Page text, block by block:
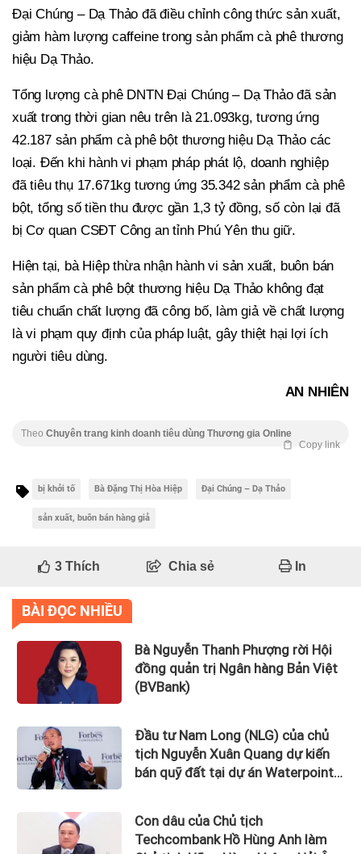
Đại Chúng – Dạ Thảo đã điều chỉnh công thức sản xuất,
giảm hàm lượng caffeine trong sản phẩm cà phê thương
hiệu Dạ Thảo.
Tổng lượng cà phê DNTN Đại Chúng – Dạ Thảo đã sản
xuất trong thời gian nêu trên là 21.093kg, tương ứng
42.187 sản phẩm cà phê bột thương hiệu Dạ Thảo các
loại. Đến khi hành vi phạm pháp phát lộ, doanh nghiệp
đã tiêu thụ 17.671kg tương ứng 35.342 sản phẩm cà phê
bột, tổng số tiền thu được gần 1,3 tỷ đồng, số còn lại đã
bị Cơ quan CSĐT Công an tỉnh Phú Yên thu giữ.
Hiện tại, bà Hiệp thừa nhận hành vi sản xuất, buôn bán
sản phẩm cà phê bột thương hiệu Dạ Thảo không đạt
tiêu chuẩn chất lượng đã công bố, làm giả về chất lượng
là vi phạm quy định của pháp luật, gây thiệt hại lợi ích
người tiêu dùng.
AN NHIÊN
Theo Chuyên trang kinh doanh tiêu dùng Thương gia Online
Copy link
bị khởi tố Bà Đặng Thị Hòa Hiệp Đại Chúng – Dạ Thảo
sản xuất, buôn bán hàng giả
3Thích Chia sẻ In
BÀI ĐỌC NHIỀU
Bà Nguyễn Thanh Phượng rời Hội
đồng quản trị Ngân hàng Bản Việt
(BVBank)
Đầu tư Nam Long (NLG) của chủ
tịch Nguyễn Xuân Quang dự kiến
bán quỹ đất tại dự án Waterpoint,
Con dâu của Chủ tịch
Techcombank Hồ Hùng Anh làm